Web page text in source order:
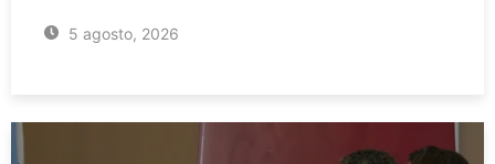
5 agosto, 2026